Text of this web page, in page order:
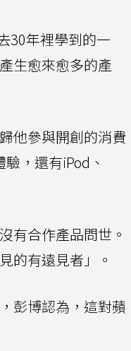
30年裡學到的一
生愈來愈多的產
他參與開創的消費
，還有iPod、
有合作產品問世。
的有遠見者」。
彭博認為，這對蘋